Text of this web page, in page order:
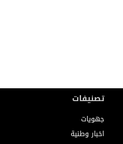
تصنيفات
جهويات
اخبار وطنية